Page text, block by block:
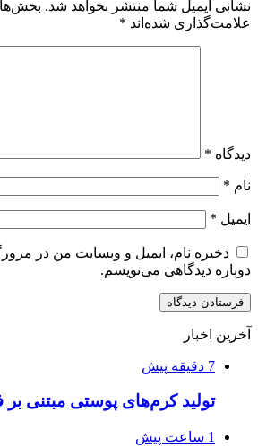
نشانی ایمیل شما منتشر نخواهد شد.
علامت‌گذاری شده‌اند *
دیدگاه *
نام *
ایمیل *
ذخیره نام، ایمیل و وبسایت من در
دوباره دیدگاهی می‌نویسم.
آخرین اخبار
7 دقیقه پیش
تولید کرم‌های پوستی مبتنی بر
1 ساعت پیش